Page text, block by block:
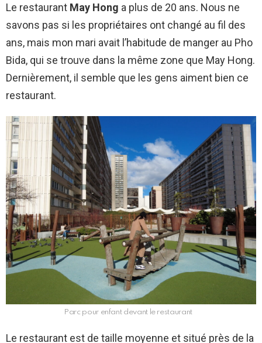
Le restaurant May Hong a plus de 20 ans. Nous ne
savons pas si les propriétaires ont changé au fil des
ans, mais mon mari avait l’habitude de manger au Pho
Bida, qui se trouve dans la même zone que May Hong.
Dernièrement, il semble que les gens aiment bien ce
restaurant.
Parc pour enfant devant le restaurant
Le restaurant est de taille moyenne et situé près de la